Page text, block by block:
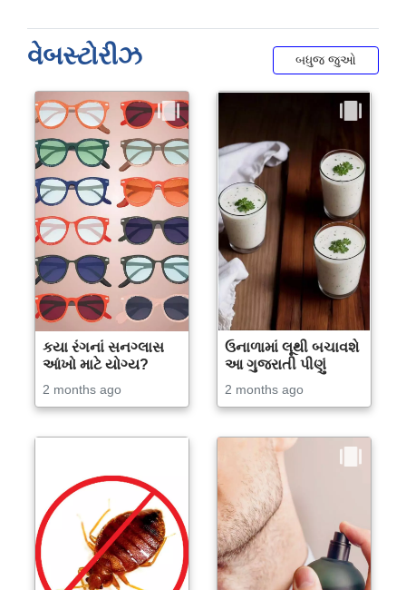
વેબસ્ટોરીઝ બધુજ જુઓ
કયા રંગનાં સનગ્લાસ
આંખો માટે યોગ્ય?
2 months ago
ઉનાળામાં લૂથી બચાવશે
આ ગુજરાતી પીણું
2 months ago